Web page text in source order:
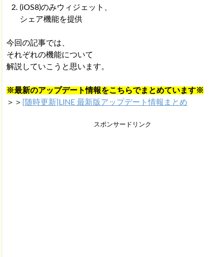
(iOS8)のみウィジェット、
シェア機能を提供
今回の記事では、
それぞれの機能について
解説していこうと思います。
※最新のアップデート情報をこちらでまとめています※
＞＞
[随時更新]LINE 最新版アップデート情報まとめ
スポンサードリンク